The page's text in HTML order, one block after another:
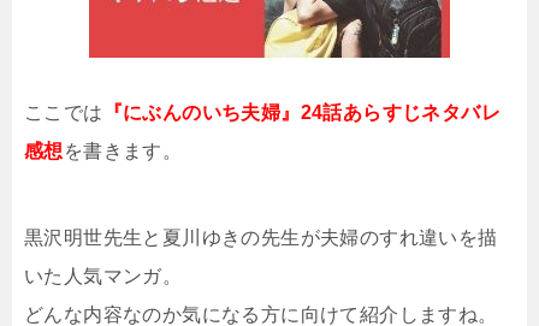
ここでは 『にぶんのいち夫婦』24話あらすじネタバレ
感想 を書きます。
黒沢明世先生と夏川ゆきの先生が夫婦のすれ違いを描
いた人気マンガ。
どんな内容なのか気になる方に向けて紹介しますね。